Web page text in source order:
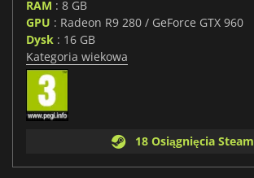
RAM : 8 GB
GPU : Radeon R9 280 / GeForce GTX 960
Dysk : 16 GB
Kategoria wiekowa
18 Osiągnięcia Steam